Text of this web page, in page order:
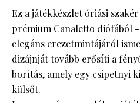
Ez a játékkészlet óriási
prémium Canaletto diófából
elegáns erezetmintájáról
dizájnját tovább erősíti a
borítás, amely egy csipetnyi
külsőt.